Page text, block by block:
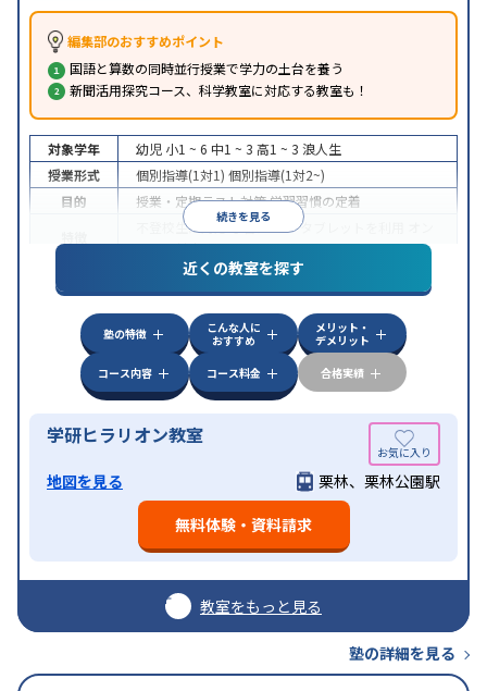
編集部のおすすめポイント
国語と算数の同時並行授業で学力の土台を養う
新聞活用探究コース、科学教室に対応する教室も！
続きを見る
対象学年 幼児 小1 ~ 6 中1 ~ 3 高1 ~ 3 浪人生
授業形式
個別指導(1対1) 個別指導(1対2~)
目的
授業・定期テスト対策学習習慣の定着
不登校生に対応学習にPC・タブレットを利用
ライン対応
近くの教室を探す
塾の特徴
こんな人に
おすすめ
メリット・
デメリット
コース内容
コース料金 合格実績
学研ヒラリオン教室
地図を見る
栗林、栗林公園駅
無料体験・資料請求
教室をもっと見る
塾の詳細を見る